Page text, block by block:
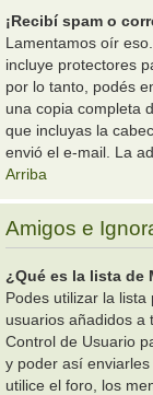
¡Recibí spam o
Lamentamos oír
incluye protectores
por lo tanto, podés
una copia completa
que incluyas la
envió el e-mail. La
Arriba
Amigos e
¿Qué es la lista de
Podes utilizar la
usuarios añadidos a
Control de Usuario
y poder así
utilice el foro, los